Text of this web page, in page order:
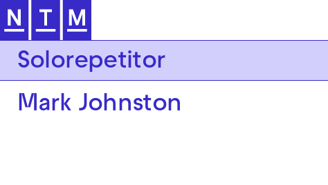
Zur Hauptnavigation springen
Solorepetitor
Mark Johnston